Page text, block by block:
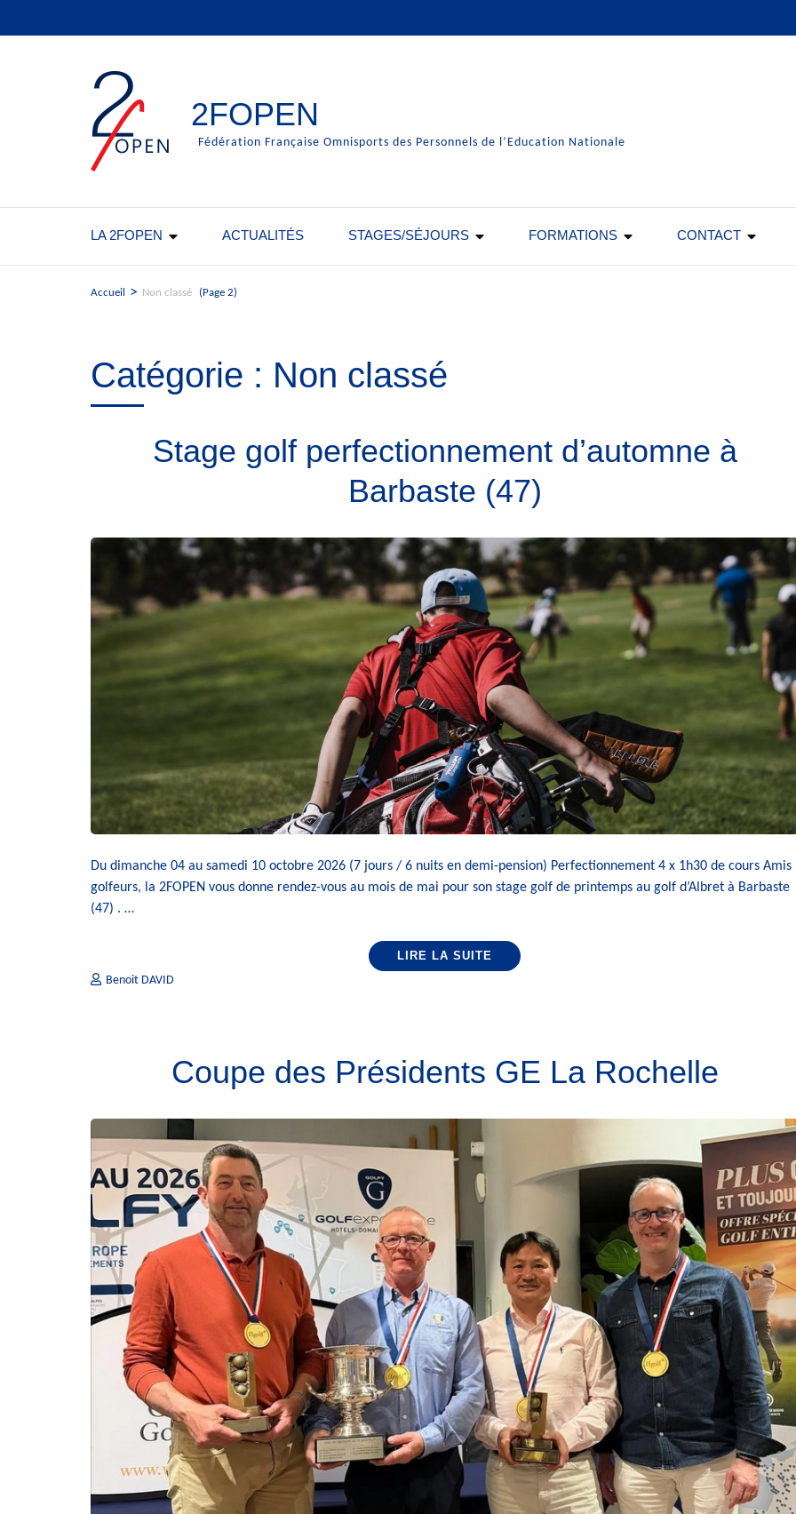
2FOPEN
Fédération Française Omnisports des Personnels de l’Education Nationale
LA 2FOPEN ACTUALITÉS STAGES/SÉJOURS FORMATIONS CONTACT
Accueil > Non classé (Page 2)
Catégorie : Non classé
Stage golf perfectionnement d’automne à
Barbaste (47)
Du dimanche 04 au samedi 10 octobre 2026 (7 jours / 6 nuits en demi-pension) Perfectionnement 4 x 1h30 de cours Amis
golfeurs, la 2FOPEN vous donne rendez-vous au mois de mai pour son stage golf de printemps au golf d’Albret à Barbaste
(47) . …
LIRE LA SUITE
Benoit DAVID
Coupe des Présidents GE La Rochelle